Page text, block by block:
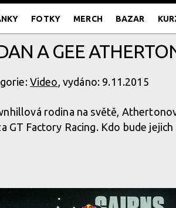
FOTKY MERCH BAZAR
A GEE
Video, vydáno: 9.11.2015
rodina na světě,
GT Factory Racing. Kdo bude